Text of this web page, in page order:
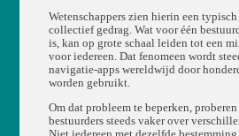
Wetenschappers zien hierin een
collectief gedrag. Wat voor één
is, kan op grote schaal leiden tot een
voor iedereen. Dat fenomeen wordt
navigatie-apps wereldwijd door
worden gebruikt.
Om dat probleem te beperken,
bestuurders steeds vaker over